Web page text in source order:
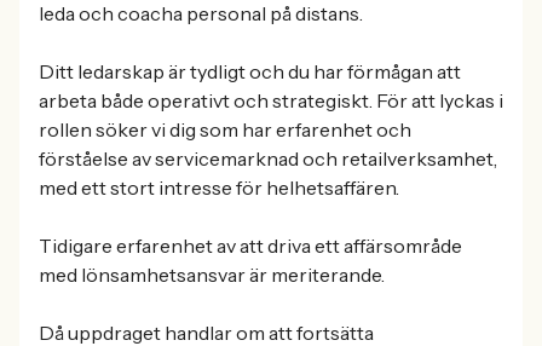
leda och coacha personal på distans.
Ditt ledarskap är tydligt och du har förmågan att
arbeta både operativt och strategiskt. För att lyckas i
rollen söker vi dig som har erfarenhet och
förståelse av servicemarknad och retailverksamhet,
med ett stort intresse för helhetsaffären.
Tidigare erfarenhet av att driva ett affärsområde
med lönsamhetsansvar är meriterande.
Då uppdraget handlar om att fortsätta